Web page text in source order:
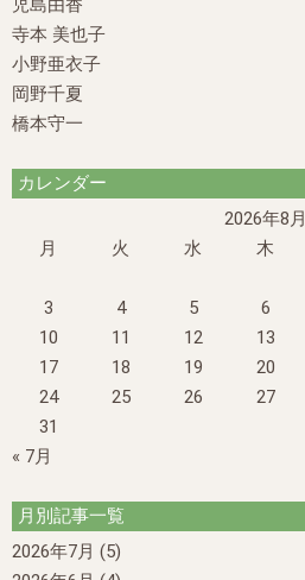
児島由香
寺本 美也子
小野亜衣子
岡野千夏
橋本守一
カレンダー
2026年8月
月
火 水 木
3
4 5 6
10
11 12 13
17
18 19 20
24
25 26 27
31
« 7月
月別記事一覧
2026年7月 (5)